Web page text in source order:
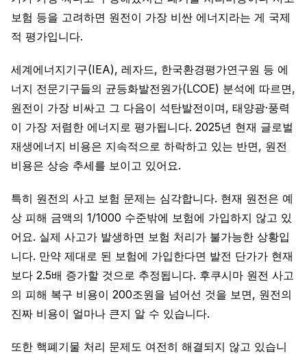
보험 등을 고려하면 원전이 가장 비싼 에너지라는 게 국제
적 평가입니다.
세계에너지기구(IEA), 레자드, 한국환경평가연구원 등 에
너지 전문기구들의 균등화발전원가(LCOE) 분석에 따르면,
원전이 가장 비싸고 그 다음이 석탄발전이며, 태양광·풍력
이 가장 저렴한 에너지로 평가됩니다. 2025년 현재 글로벌
재생에너지 비용은 지속적으로 하락하고 있는 반면, 원전
비용은 상승 추세를 보이고 있어요.
특히 원전의 사고 보험 문제는 심각합니다. 현재 원전은 예
상 피해 금액의 1/1000 수준밖에 보험에 가입하지 않고 있
어요. 실제 사고가 발생하면 보험 처리가 불가능한 상황입
니다. 만약 제대로 된 보험에 가입한다면 발전 단가가 현재
보다 2.5배 증가할 것으로 추정됩니다. 후쿠시마 원전 사고
의 피해 복구 비용이 200조원을 넘어선 것을 보면, 원전의
진짜 비용이 얼마나 큰지 알 수 있습니다.
또한 핵폐기물 처리 문제도 여전히 해결되지 않고 있습니